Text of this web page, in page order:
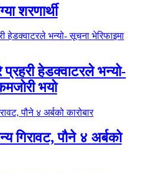
शरणार्थी
प्रहरी हेडक्वाटरले भन्यो-
भयो
गिरावट, पौने ४ अर्बको